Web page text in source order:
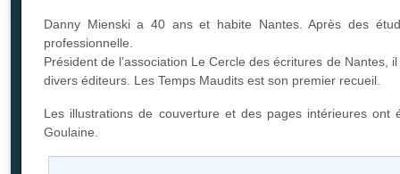
Danny Mienski a 40 ans et habite Nantes. Après des
professionnelle.
Président de l’association Le Cercle des écritures de
divers éditeurs. Les Temps Maudits est son premier recueil.
Les illustrations de couverture et des pages intérieures
Goulaine.